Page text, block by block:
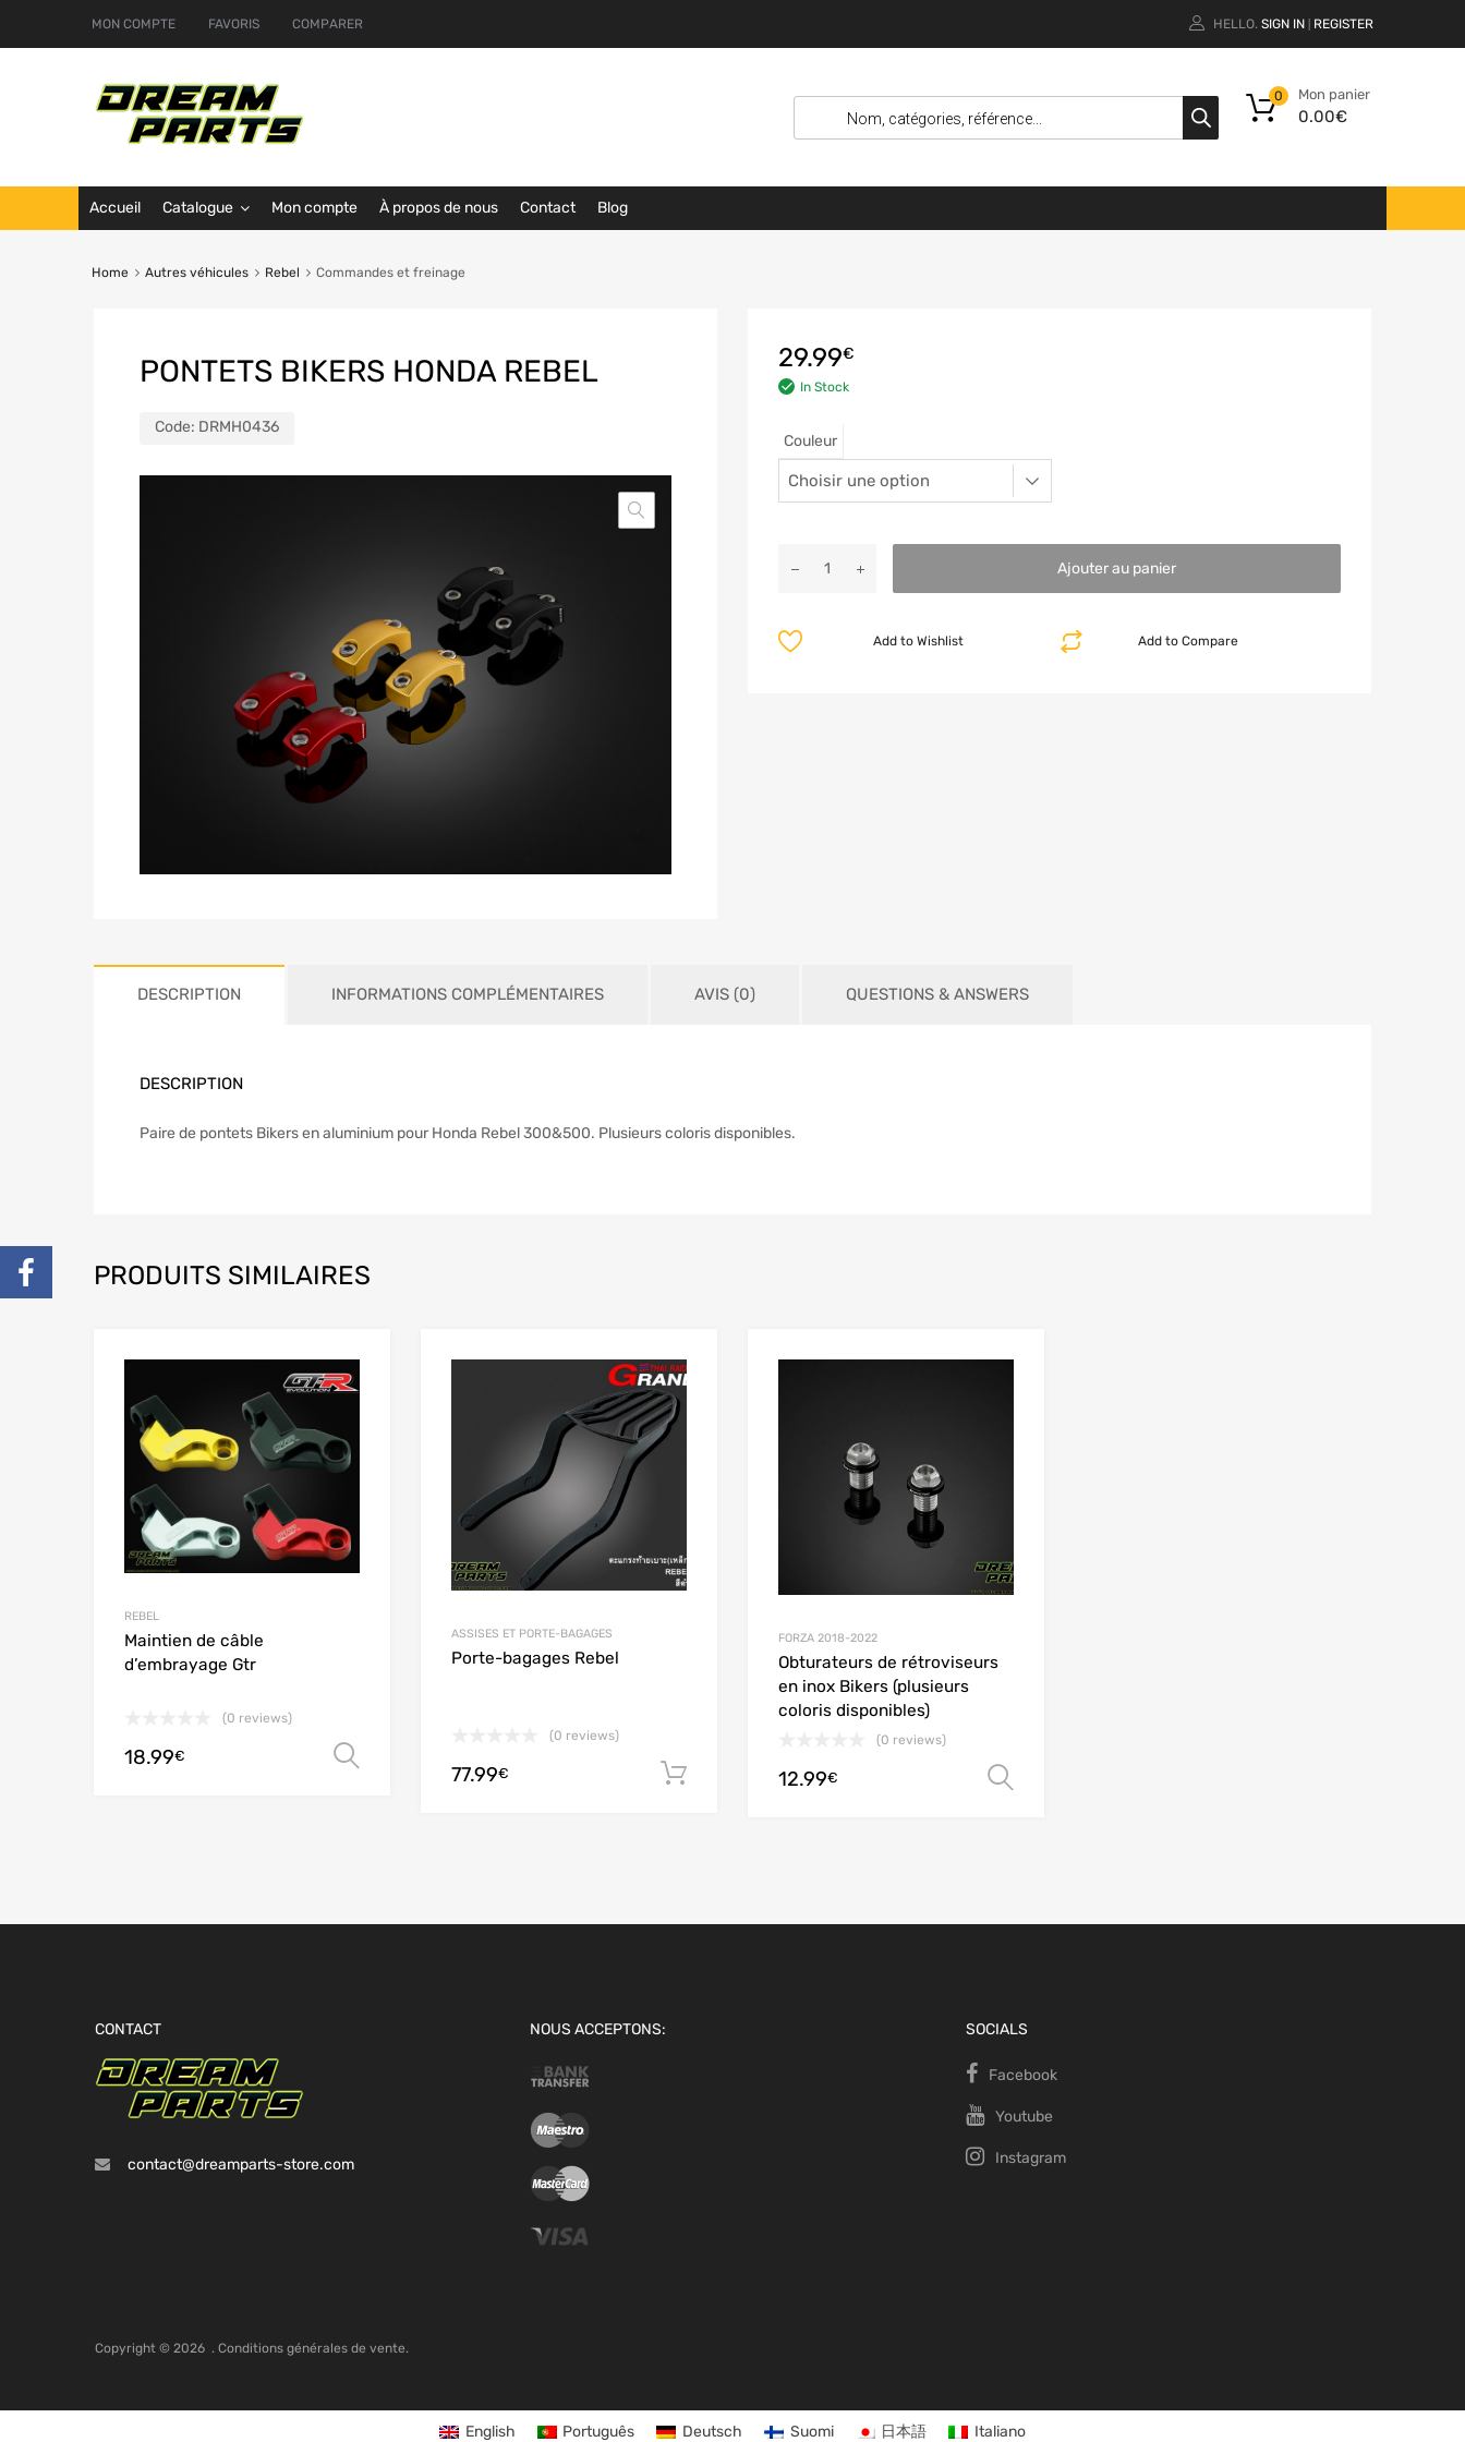
MON COMPTE FAVORIS COMPARER HELLO. SIGN IN REGISTER
Mon panier
0.00€
0
Accueil Catalogue Mon compte À propos de nous Contact Blog
Home Autres véhicules Rebel Commandes et freinage
PONTETS BIKERS HONDA REBEL
Code: DRMH0436
29.99€
In Stock
Couleur
Ajouter au panier
Add to Compare
Add to Wishlist
DESCRIPTION INFORMATIONS COMPLÉMENTAIRES AVIS (0) QUESTIONS & ANSWERS
DESCRIPTION
Paire de pontets Bikers en aluminium pour Honda Rebel 300&500. Plusieurs coloris disponibles.
PRODUITS SIMILAIRES
REBEL
Maintien de câble
d’embrayage Gtr
(0 reviews)
18.99€
ASSISES ET PORTE-BAGAGES
Porte-bagages Rebel
(0 reviews)
77.99€ Ajouter au panier
FORZA 2018-2022
Obturateurs de rétroviseurs
en inox Bikers (plusieurs
coloris disponibles)
(0 reviews)
12.99€
CONTACT
contact@dreamparts-store.com
NOUS ACCEPTONS: SOCIALS
Facebook
Youtube
Instagram
Copyright © 2026 . Conditions générales de vente.
English Português Deutsch Suomi 日本語 Italiano